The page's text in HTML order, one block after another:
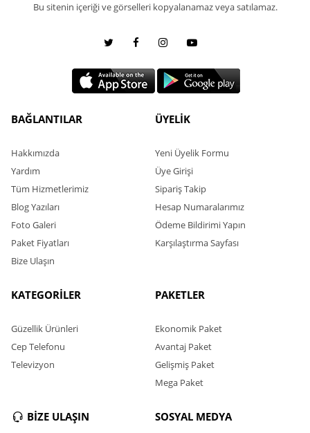
Bu sitenin içeriği ve görselleri kopyalanamaz veya satılamaz.
BAĞLANTILAR
Hakkımızda
Yardım
Tüm Hizmetlerimiz
Blog Yazıları
Foto Galeri
Paket Fiyatları
Bize Ulaşın
ÜYELİK
Yeni Üyelik Formu
Üye Girişi
Sipariş Takip
Hesap Numaralarımız
Ödeme Bildirimi Yapın
Karşılaştırma Sayfası
KATEGORİLER
Güzellik Ürünleri
Cep Telefonu
Televizyon
PAKETLER
Ekonomik Paket
Avantaj Paket
Gelişmiş Paket
Mega Paket
BİZE ULAŞIN SOSYAL MEDYA